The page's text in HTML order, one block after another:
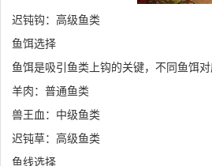
迟钝钩：高级鱼类
鱼饵选择
鱼饵是吸引鱼类上钩的关键，不同鱼饵对
羊肉：普通鱼类
兽王血：中级鱼类
迟钝草：高级鱼类
鱼线选择